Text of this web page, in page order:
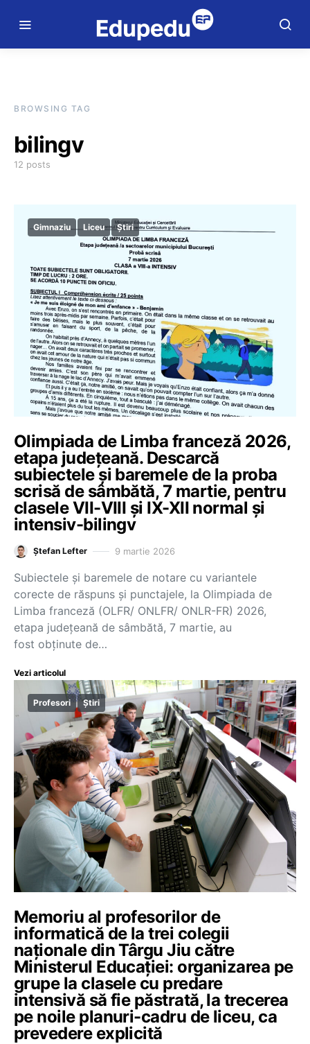
BROWSING TAG
bilingv
12 posts
Gimnaziu Liceu Știri
Olimpiada de Limba franceză 2026,
etapa județeană. Descarcă
subiectele și baremele de la proba
scrisă de sâmbătă, 7 martie, pentru
clasele VII-VIII și IX-XII normal și
intensiv-bilingv
Ștefan Lefter 9 martie 2026
Subiectele și baremele de notare cu variantele
corecte de răspuns și punctajele, la Olimpiada de
Limba franceză (OLFR/ ONLFR/ ONLR-FR) 2026,
etapa județeană de sâmbătă, 7 martie, au
fost obținute de…
Vezi articolul
Profesori Știri
Memoriu al profesorilor de
informatică de la trei colegii
naționale din Târgu Jiu către
Ministerul Educației: organizarea pe
grupe la clasele cu predare
intensivă să fie păstrată, la trecerea
pe noile planuri-cadru de liceu, ca
prevedere explicită